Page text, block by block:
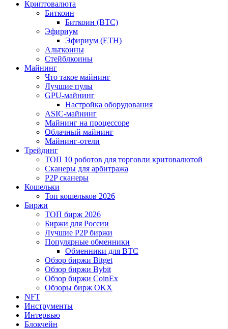
Криптовалюта
Биткоин
Биткоин (BTC)
Эфириум
Эфириум (ETH)
Альткоины
Стейблкоины
Майнинг
Что такое майнинг
Лучшие пулы
GPU-майнинг
Настройка оборудования
ASIC-майнинг
Майнинг на процессоре
Облачный майнинг
Майнинг-отели
Трейдинг
ТОП 10 роботов для торговли критовалютой
Сканеры для арбитража
P2P сканеры
Кошельки
Топ кошельков 2026
Биржи
ТОП бирж 2026
Биржи для России
Лучшие P2P биржи
Популярные обменники
Обменники для BTC
Обзор биржи Bitget
Обзор биржи Bybit
Обзор биржи CoinEx
Обзоры бирж OKX
NFT
Инструменты
Интервью
Блокчейн